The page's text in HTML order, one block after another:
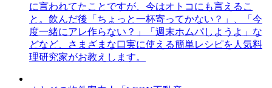
に言われてたことですが、今はオトコにも言えるこ
と。飲んだ後「ちょっと一杯寄ってかない？」、「今
度一緒にアレ作らない？」「週末ホムパしようよ」な
どなど、さまざまな口実に使える簡単レシピを人気料
理研究家がお教えします。